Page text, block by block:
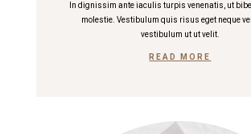
In dignissim ante iaculis turpis venenatis, ut
molestie. Vestibulum quis risus eget neque
vestibulum ut ut velit.
READ MORE